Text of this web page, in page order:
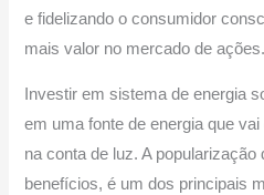
e fidelizando o consumidor
mais valor no mercado de ações.
Investir em sistema de energia
em uma fonte de energia que
na conta de luz. A
benefícios, é um dos principais